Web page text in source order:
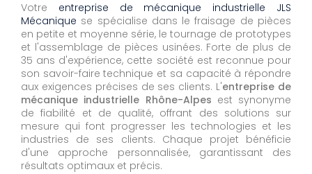
Votre entreprise de mécanique industrielle JLS
Mécanique se spécialise dans le fraisage de pièces
en petite et moyenne série, le tournage de prototypes
et l'assemblage de pièces usinées. Forte de plus de
35 ans d'expérience, cette société est reconnue pour
son savoir-faire technique et sa capacité à répondre
aux exigences précises de ses clients. L'entreprise de
mécanique industrielle Rhône-Alpes est synonyme
de fiabilité et de qualité, offrant des solutions sur
mesure qui font progresser les technologies et les
industries de ses clients. Chaque projet bénéficie
d'une approche personnalisée, garantissant des
résultats optimaux et précis.